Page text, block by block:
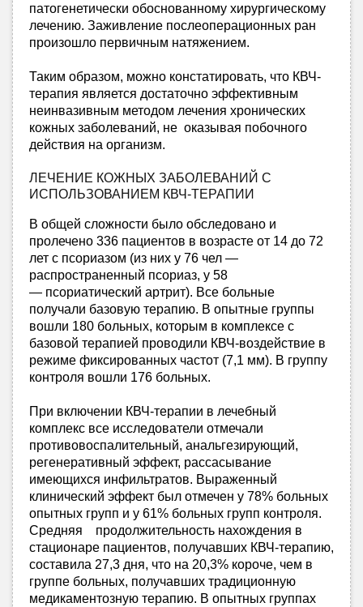
патогенетически обоснованному хирургическому
лечению. Заживление послеоперационных ран
произошло первичным натяжением.
Таким образом, можно констатировать, что КВЧ-
терапия является достаточно эффективным
неинвазивным методом лечения хронических
кожных заболеваний, не оказывая побочного
действия на организм.
ЛЕЧЕНИЕ КОЖНЫХ ЗАБОЛЕВАНИЙ С
ИСПОЛЬЗОВАНИЕМ КВЧ-ТЕРАПИИ
В общей сложности было обследовано и
пролечено 336 пациентов в возрасте от 14 до 72
лет с псориазом (из них у 76 чел —
распространенный псориаз, у 58
— псориатический артрит). Все больные
получали базовую терапию. В опытные группы
вошли 180 больных, которым в комплексе с
базовой терапией проводили КВЧ-воздействие в
режиме фиксированных частот (7,1 мм). В группу
контроля вошли 176 больных.
При включении КВЧ-терапии в лечебный
комплекс все исследователи отмечали
противовоспалительный, анальгезирующий,
регенеративный эффект, рассасывание
имеющихся инфильтратов. Выраженный
клинический эффект был отмечен у 78% больных
опытных групп и у 61% больных групп контроля.
Средняя продолжительность нахождения в
стационаре пациентов, получавших КВЧ-терапию,
составила 27,3 дня, что на 20,3% короче, чем в
группе больных, получавших традиционную
медикаментозную терапию. В опытных группах